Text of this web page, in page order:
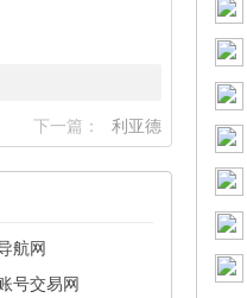
下一篇： 利亚德
航网
号交易网